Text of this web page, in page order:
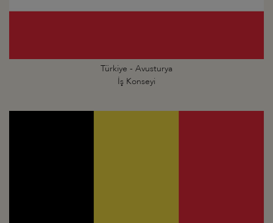
Türkiye - Avusturya
İş Konseyi